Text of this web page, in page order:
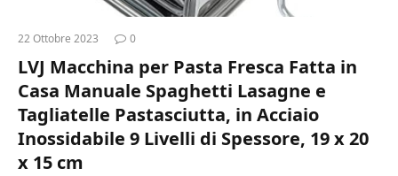
22 Ottobre 2023 0
LVJ Macchina per Pasta Fresca Fatta in
Casa Manuale Spaghetti Lasagne e
Tagliatelle Pastasciutta, in Acciaio
Inossidabile 9 Livelli di Spessore, 19 x 20
x 15 cm